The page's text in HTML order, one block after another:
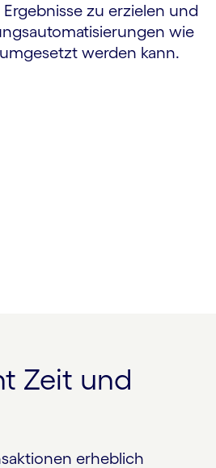
zu erzielen und
wie
werden kann.
Zeit und
erheblich